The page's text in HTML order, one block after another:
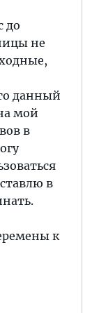
до
не
данный
мой
в
в
к